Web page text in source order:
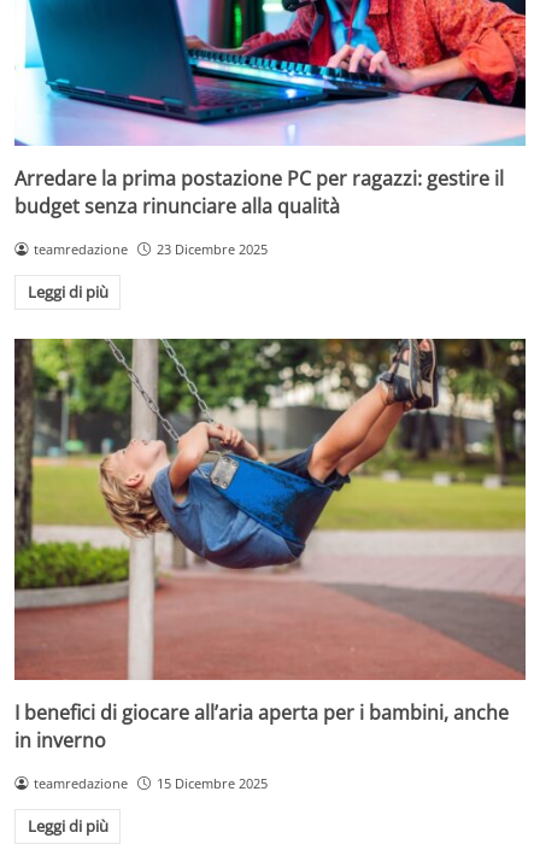
Arredare la prima postazione PC per ragazzi: gestire il
budget senza rinunciare alla qualità
teamredazione 23 Dicembre 2025
Leggi di più
I benefici di giocare all’aria aperta per i bambini, anche
in inverno
teamredazione 15 Dicembre 2025
Leggi di più